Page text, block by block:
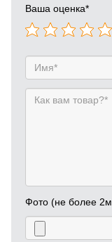
Ваша оценка*
Фото (не более